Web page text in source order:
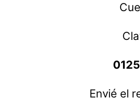
Envié el